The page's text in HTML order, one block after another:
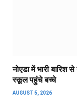
नोएडा में भारी बारिश
स्कूल पहुंचे बच्चे
AUGUST 5, 2026